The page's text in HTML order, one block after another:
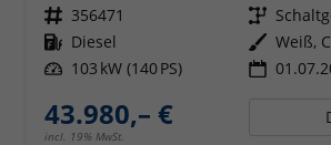
Fahrzeugnr. 356471 Getriebe
Kraftstoff Diesel Außenfarbe Weiß,
Leistung 103 kW (140 PS)
43.980,– €
incl. 19% MwSt.